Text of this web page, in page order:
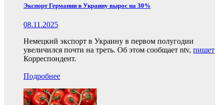
Экспорт Германии в Украину вырос на 30%
08.11.2025
Немецкий экспорт в Украину в первом полугодии
увеличился почти на треть. Об этом сообщает ntv, пишет
Корреспондент.
Подробнее